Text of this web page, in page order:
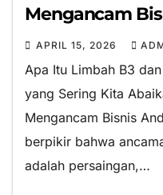
Mengancam
APRIL 15, 2026
Apa Itu Limbah B3
yang Sering Kita
Mengancam Bisnis
berpikir bahwa
adalah persaingan,…